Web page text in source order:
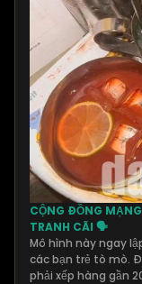
CỘNG ĐỒNG
TRANH CÃI 🗣️
Mô hình này ngay
các bạn trẻ tò mò.
phải xếp hàng gần